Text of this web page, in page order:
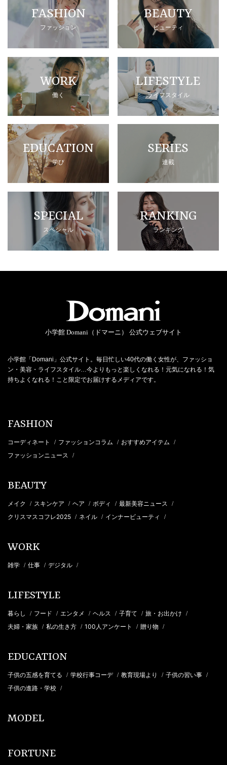
FASHION
ファッション
BEAUTY
ビューティ
WORK
働く
LIFESTYLE
ライフスタイル
EDUCATION
学び
SERIES
連載
SPECIAL
スペシャル
RANKING
ランキング
小学館 Domani（ドマーニ） 公式ウェブサイト
小学館「Domani」公式サイト。毎日忙しい40代の働く女性が、ファッショ
ン・美容・ライフスタイル…今よりもっと楽しくなれる！元気になれる！気
持ちよくなれる！こと限定でお届けするメディアです。
FASHION
コーディネート / ファッションコラム / おすすめアイテム /
ファッションニュース /
BEAUTY
メイク / スキンケア / ヘア / ボディ / 最新美容ニュース /
クリスマスコフレ2025 / ネイル / インナービューティ /
WORK
雑学 / 仕事 / デジタル /
LIFESTYLE
暮らし / フード / エンタメ / ヘルス / 子育て / 旅・お出かけ /
夫婦・家族 / 私の生き方 / 100人アンケート / 贈り物 /
EDUCATION
子供の五感を育てる / 学校行事コーデ / 教育現場より / 子供の習い事 /
子供の進路・学校 /
MODEL
FORTUNE